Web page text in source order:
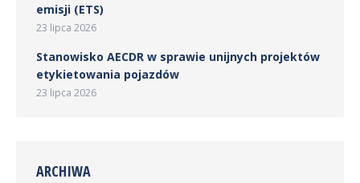
emisji (ETS)
23 lipca 2026
Stanowisko AECDR w sprawie unijnych projektów
etykietowania pojazdów
23 lipca 2026
ARCHIWA